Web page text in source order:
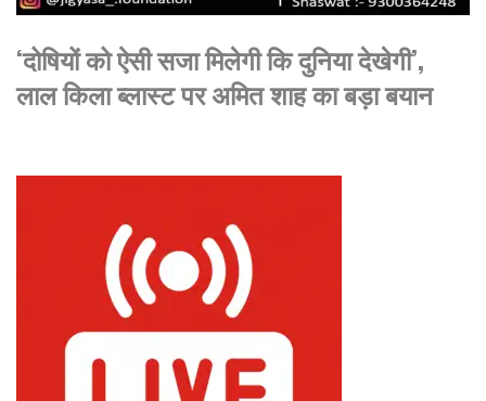
‘दोषियों को ऐसी सजा मिलेगी कि दुनिया देखेगी’,
लाल किला ब्लास्ट पर अमित शाह का बड़ा बयान